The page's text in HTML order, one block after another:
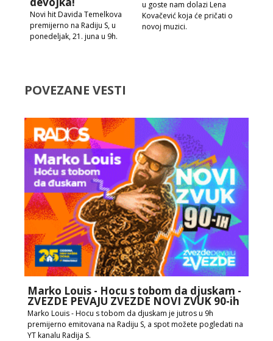
Novi hit Davida Temelkova
premijerno na Radiju S, u
ponedeljak, 21. juna u 9h.
u goste nam dolazi Lena
Kovačević koja će pričati o
novoj muzici.
POVEZANE VESTI
Marko Louis - Hocu s tobom da djuskam -
ZVEZDE PEVAJU ZVEZDE NOVI ZVUK 90-ih
Marko Louis - Hocu s tobom da djuskam je jutros u 9h
premijerno emitovana na Radiju S, a spot možete pogledati na
YT kanalu Radija S.